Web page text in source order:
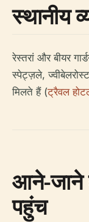
स्थानीय
रेस्तरां और बीयर
स्पेट्ज़ले,
मिलते हैं (ट्रैवल
आने-जाने
पहुंच